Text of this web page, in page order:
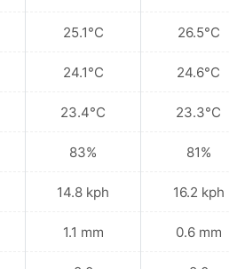
25.1°C
24.1°C
23.4°C
83%
14.8 kph
1.1 mm
26.5°C
24.6°C
23.3°C
81%
16.2 kph
0.6 mm